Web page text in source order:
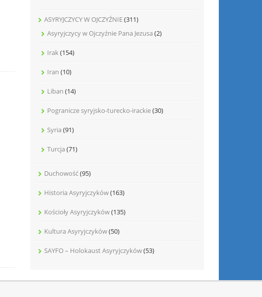
ASYRYJCZYCY W OJCZYŹNIE(311)
Asyryjczycy w Ojczyźnie Pana Jezusa (2)
Irak(154)
Iran (10)
Liban (14)
Pogranicze syryjsko-turecko-irackie(30)
Syria (91)
Turcja (71)
Duchowość(95)
Historia Asyryjczyków(163)
Kościoły Asyryjczyków(135)
Kultura Asyryjczyków(50)
SAYFO – Holokaust Asyryjczyków(53)